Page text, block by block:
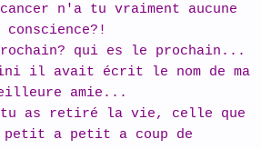
n'a tu vraiment aucune
conscience?!
qui es le prochain...
il avait écrit le nom de ma
amie...
as retiré la vie, celle que
petit a petit a coup de